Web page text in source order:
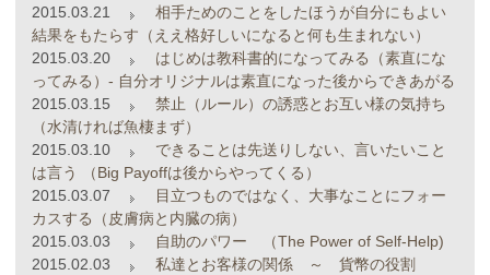
2015.03.21
相手ためのことをしたほうが自分にもよい
結果をもたらす（ええ格好しいになると何も生まれない）
2015.03.20
はじめは教科書的になってみる（素直にな
ってみる）- 自分オリジナルは素直になった後からできあがる
2015.03.15
禁止（ルール）の誘惑とお互い様の気持ち
（水清ければ魚棲まず）
2015.03.10
できることは先送りしない、言いたいこと
は言う （Big Payoffは後からやってくる）
2015.03.07
目立つものではなく、大事なことにフォー
カスする（皮膚病と内臓の病）
2015.03.03
自助のパワー （The Power of Self-Help)
2015.02.03
私達とお客様の関係 ～ 貨幣の役割